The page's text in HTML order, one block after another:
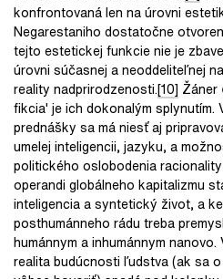
konfrontovaná len na úrovni
Negarestaniho dostatočne
tejto estetickej funkcie nie je
úrovni súčasnej a neoddeliteľnej
reality nadprirodzenosti.[10] Žáner
fikcia' je ich dokonalým splynutím.
prednášky sa má niesť aj
umelej inteligencii, jazyku, a
politického oslobodenia
operandi globálneho kapitalizmu
inteligencia a syntetický život, a
posthumánneho rádu treba
humánnym a inhumánnym
realita budúcnosti ľudstva (ak sa